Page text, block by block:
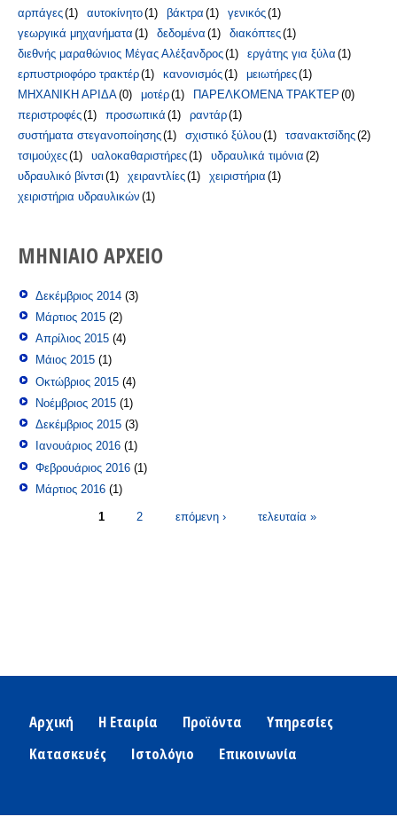
αρπάγες(1) αυτοκίνητο(1) βάκτρα (1) γενικός(1)
γεωργικά μηχανήματα (1) δεδομένα (1) διακόπτες(1)
διεθνής μαραθώνιος Μέγας Αλέξανδρος(1) εργάτης για ξύλα (1)
ερπυστριοφόρο τρακτέρ(1) κανονισμός(1) μειωτήρες(1)
ΜΗΧΑΝΙΚΗ ΑΡΙΔΑ(0) μοτέρ(1) ΠΑΡΕΛΚΟΜΕΝΑ ΤΡΑΚΤΕΡ (0)
περιστροφές(1) προσωπικά (1) ραντάρ(1)
συστήματα στεγανοποίησης(1) σχιστικό ξύλου(1) τσανακτσίδης(2)
τσιμούχες(1) υαλοκαθαριστήρες(1) υδραυλικά τιμόνια (2)
υδραυλικό βίντσι (1) χειραντλίες(1) χειριστήρια (1)
χειριστήρια υδραυλικών (1)
ΜΗΝΙΑΊΟ ΑΡΧΕΊΟ
Δεκέμβριος 2014(3)
Μάρτιος 2015(2)
Απρίλιος 2015(4)
Μάιος 2015(1)
Οκτώβριος 2015(4)
Νοέμβριος 2015(1)
Δεκέμβριος 2015(3)
Ιανουάριος 2016(1)
Φεβρουάριος 2016(1)
Μάρτιος 2016(1)
1 2 επόμενη › τελευταία »
Αρχική Η Εταιρία Προϊόντα
Υπηρεσίες
Κατασκευές
Ιστολόγιο Επικοινωνία